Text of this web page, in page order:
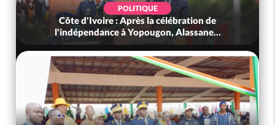
POLITIQUE
Côte d'Ivoire : Après la célébration de
l'indépendance à Yopougon, Alassane...